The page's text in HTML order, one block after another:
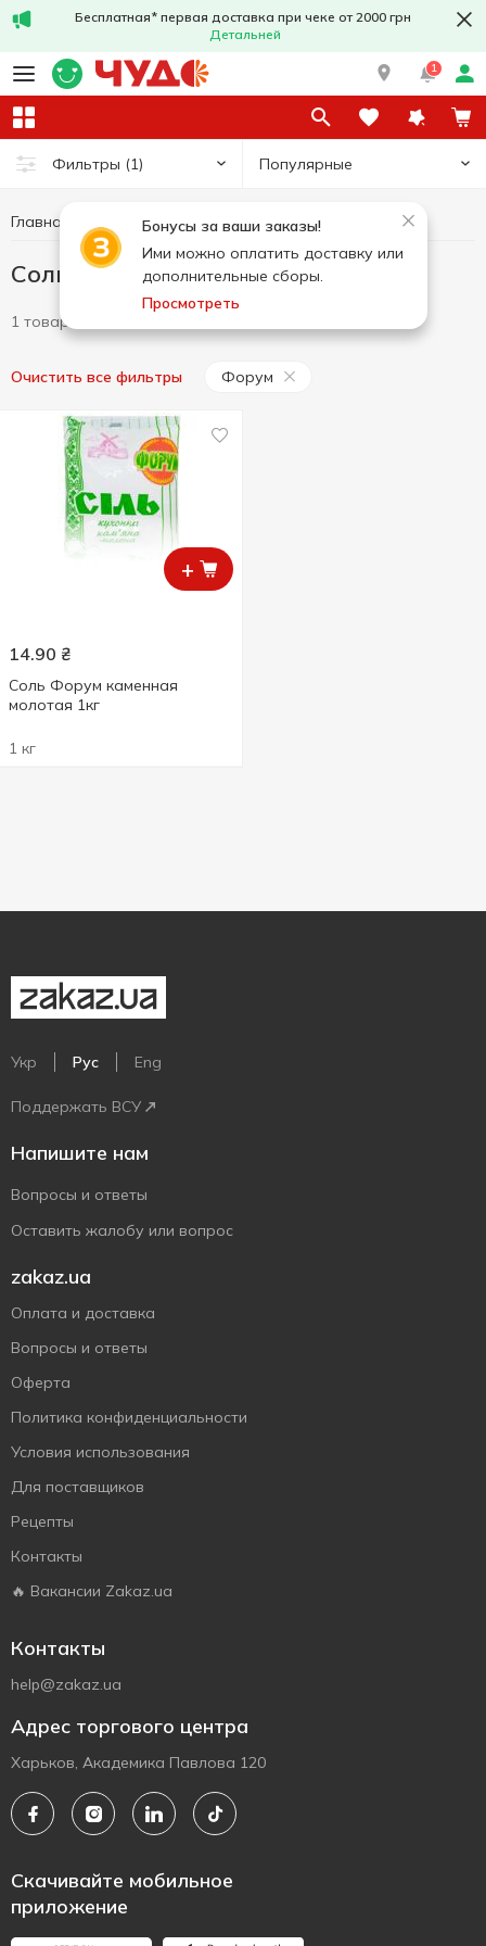
Бесплатная* первая доставка при чеке от 2000 грн
Детальней
1
Фильтры (1) Популярные
Бонусы за ваши заказы!
Ими можно оплатить доставку или
дополнительные сборы.
Просмотреть
Главная Бакалея Соль Соль Форум
Соль Форум
1 товар
Очистить все фильтры Форум
+
14.90 ₴
Соль Форум каменная
молотая 1кг
1 кг
Укр Рус Eng
Поддержать ВСУ
Напишите нам
Вопросы и ответы
Оставить жалобу или вопрос
zakaz.ua
Оплата и доставка
Вопросы и ответы
Оферта
Политика конфиденциальности
Условия использования
Для поставщиков
Рецепты
Контакты
🔥 Вакансии Zakaz.ua
Контакты
help@zakaz.ua
Адрес торгового центра
Харьков, Академика Павлова 120
Скачивайте мобильное
приложение